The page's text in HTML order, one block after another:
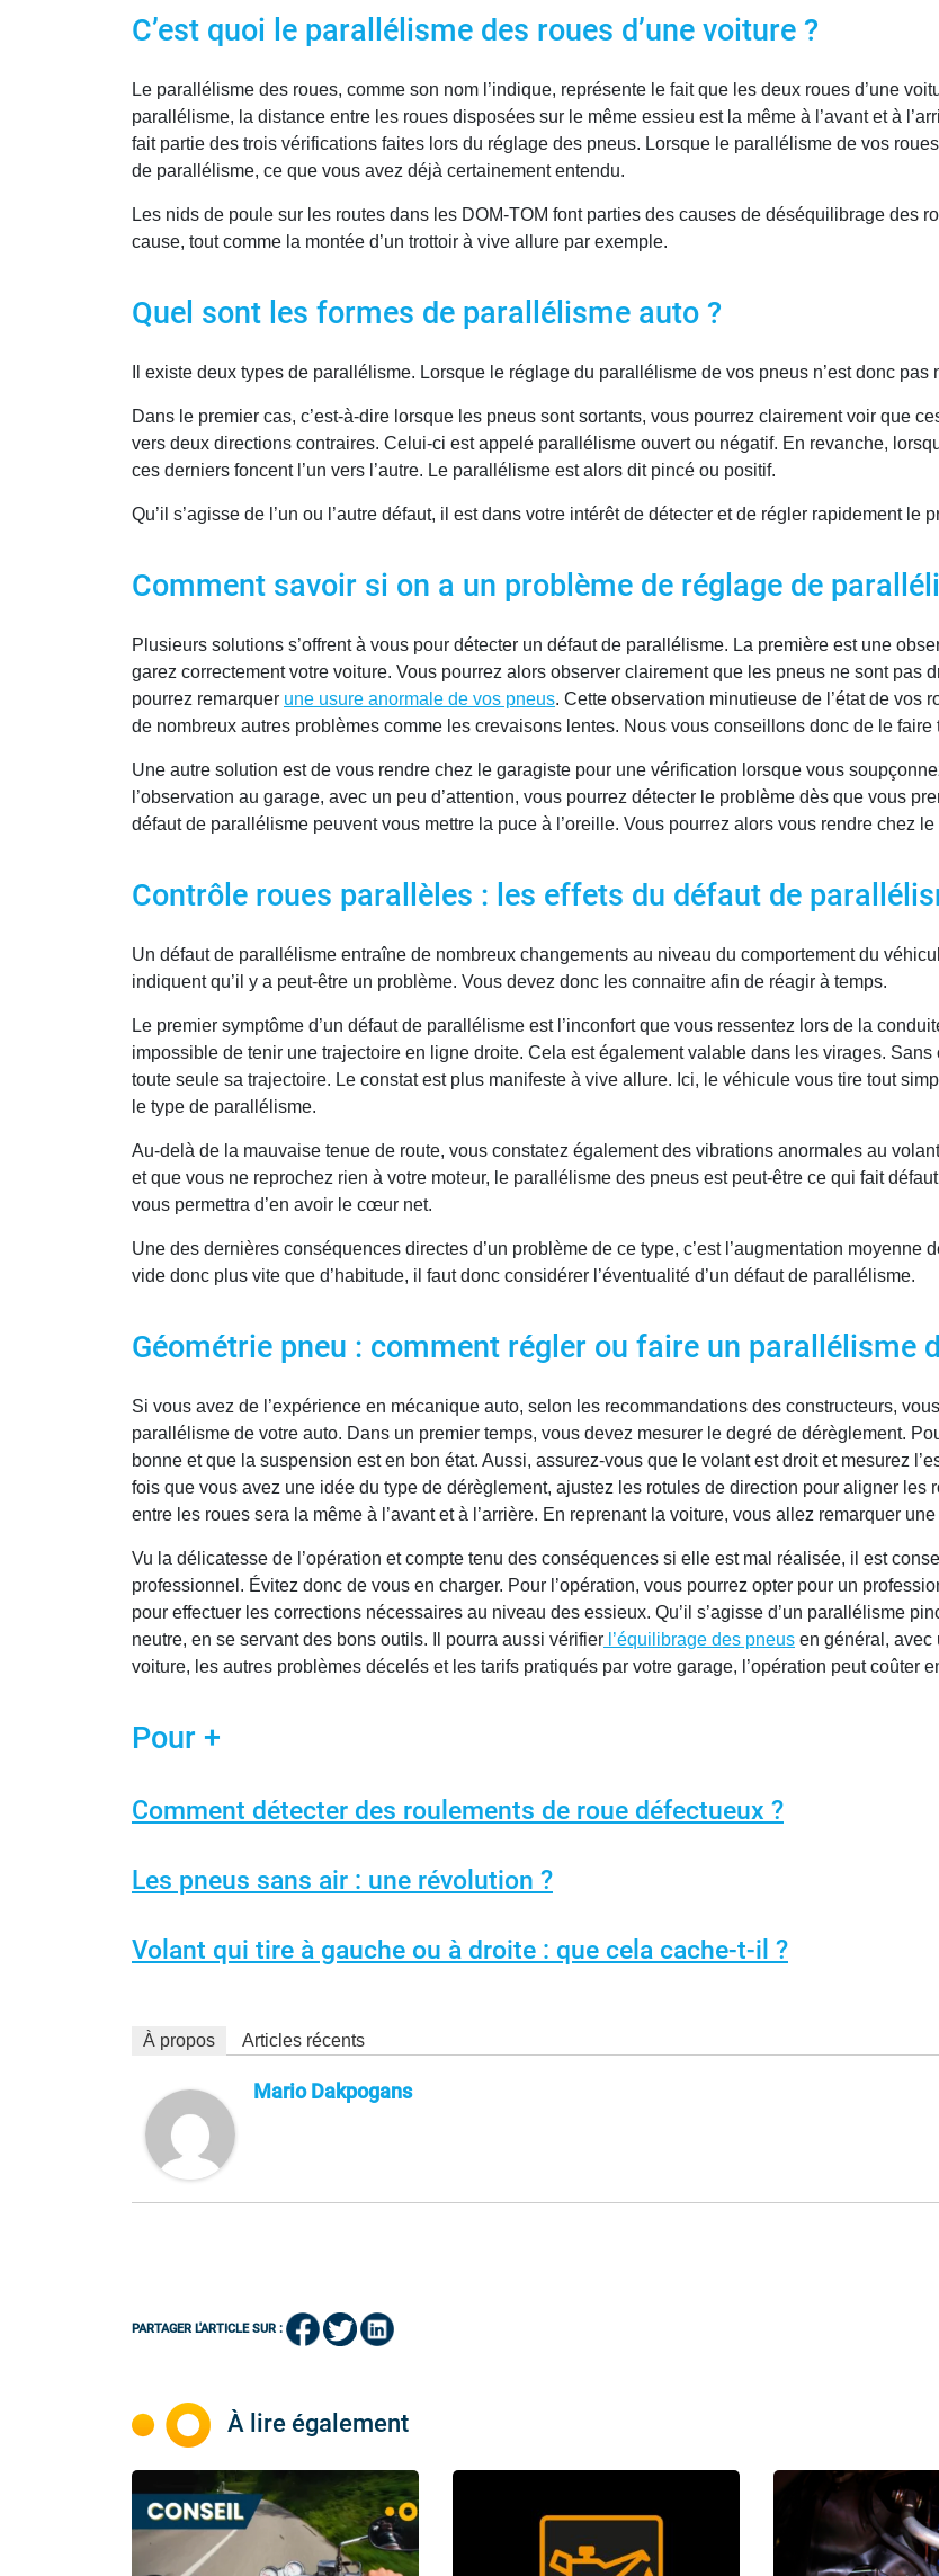
C’est quoi le parallélisme des roues d’une voiture ?
Le parallélisme des roues, comme son nom l’indique, représente le fait que les deux roues d’une
parallélisme, la distance entre les roues disposées sur le même essieu est la même à l’avant et à
fait partie des trois vérifications faites lors du réglage des pneus. Lorsque le parallélisme de vos
de parallélisme, ce que vous avez déjà certainement entendu.
Les nids de poule sur les routes dans les DOM-TOM font parties des causes de déséquilibrage des
cause, tout comme la montée d’un trottoir à vive allure par exemple.
Quel sont les formes de parallélisme auto ?
Il existe deux types de parallélisme. Lorsque le réglage du parallélisme de vos pneus n’est donc
Dans le premier cas, c’est-à-dire lorsque les pneus sont sortants, vous pourrez clairement voir que
vers deux directions contraires. Celui-ci est appelé parallélisme ouvert ou négatif. En revanche,
ces derniers foncent l’un vers l’autre. Le parallélisme est alors dit pincé ou positif.
Qu’il s’agisse de l’un ou l’autre défaut, il est dans votre intérêt de détecter et de régler rapidement le
Comment savoir si on a un problème de réglage de
Plusieurs solutions s’offrent à vous pour détecter un défaut de parallélisme. La première est une
garez correctement votre voiture. Vous pourrez alors observer clairement que les pneus ne sont pas
pourrez remarquer une usure anormale de vos pneus. Cette observation minutieuse de l’état de vos
de nombreux autres problèmes comme les crevaisons lentes. Nous vous conseillons donc de le
Une autre solution est de vous rendre chez le garagiste pour une vérification lorsque vous
l’observation au garage, avec un peu d’attention, vous pourrez détecter le problème dès que vous
défaut de parallélisme peuvent vous mettre la puce à l’oreille. Vous pourrez alors vous rendre chez
Contrôle roues parallèles : les effets du défaut de
Un défaut de parallélisme entraîne de nombreux changements au niveau du comportement du
indiquent qu’il y a peut-être un problème. Vous devez donc les connaitre afin de réagir à temps.
Le premier symptôme d’un défaut de parallélisme est l’inconfort que vous ressentez lors de la
impossible de tenir une trajectoire en ligne droite. Cela est également valable dans les virages.
toute seule sa trajectoire. Le constat est plus manifeste à vive allure. Ici, le véhicule vous tire tout
le type de parallélisme.
Au-delà de la mauvaise tenue de route, vous constatez également des vibrations anormales au
et que vous ne reprochez rien à votre moteur, le parallélisme des pneus est peut-être ce qui fait
vous permettra d’en avoir le cœur net.
Une des dernières conséquences directes d’un problème de ce type, c’est l’augmentation
vide donc plus vite que d’habitude, il faut donc considérer l’éventualité d’un défaut de parallélisme.
Géométrie pneu : comment régler ou faire un parallélisme
Si vous avez de l’expérience en mécanique auto, selon les recommandations des constructeurs,
parallélisme de votre auto. Dans un premier temps, vous devez mesurer le degré de dérèglement.
bonne et que la suspension est en bon état. Aussi, assurez-vous que le volant est droit et mesurez
fois que vous avez une idée du type de dérèglement, ajustez les rotules de direction pour aligner les
entre les roues sera la même à l’avant et à l’arrière. En reprenant la voiture, vous allez remarquer
Vu la délicatesse de l’opération et compte tenu des conséquences si elle est mal réalisée, il est
professionnel. Évitez donc de vous en charger. Pour l’opération, vous pourrez opter pour un
pour effectuer les corrections nécessaires au niveau des essieux. Qu’il s’agisse d’un parallélisme
neutre, en se servant des bons outils. Il pourra aussi vérifier l’équilibrage des pneus en général, avec
voiture, les autres problèmes décelés et les tarifs pratiqués par votre garage, l’opération peut coûter
Pour +
Comment détecter des roulements de roue défectueux ?
Les pneus sans air : une révolution ?
Volant qui tire à gauche ou à droite : que cela cache-t-il ?
À propos Articles récents
Mario Dakpogans
PARTAGER L'ARTICLE SUR :
À lire également